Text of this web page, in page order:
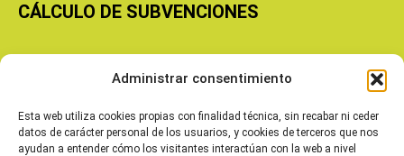
Administrar consentimiento
Esta web utiliza cookies propias con finalidad técnica, sin recabar ni ceder
datos de carácter personal de los usuarios, y cookies de terceros que nos
ayudan a entender cómo los visitantes interactúan con la web a nivel
CÁLCULO DE SUBVENCIONES